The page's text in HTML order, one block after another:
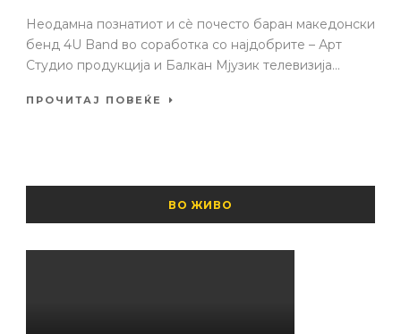
Неодамна познатиот и сè почесто баран македонски
бенд 4U Band во соработка со најдобрите – Арт
Студио продукција и Балкан Мјузик телевизија...
ПРОЧИТАЈ ПОВЕЌЕ
ВО ЖИВО